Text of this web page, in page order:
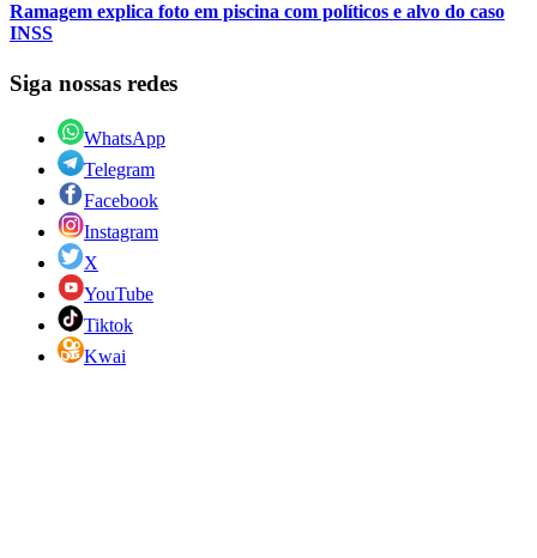
Ramagem explica foto em piscina com políticos e alvo do caso
INSS
Siga nossas redes
WhatsApp
Telegram
Facebook
Instagram
X
YouTube
Tiktok
Kwai